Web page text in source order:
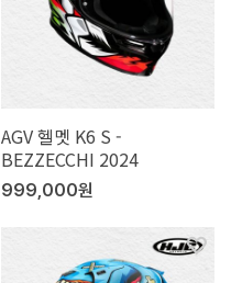
AGV 헬멧 K6 S -
BEZZECCHI 2024
999,000원